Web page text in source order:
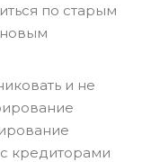
по старым
новым
и не
кредиторами